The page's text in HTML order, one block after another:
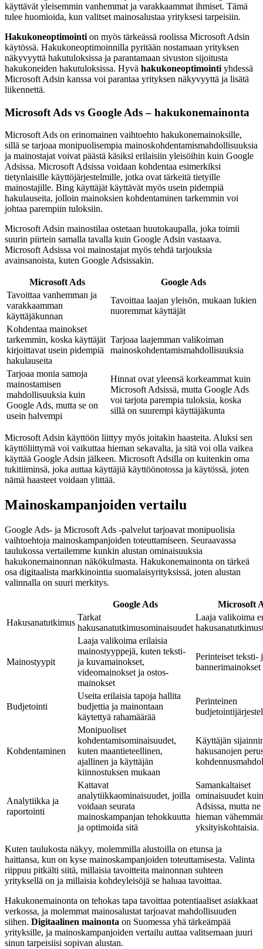
käyttävät yleisemmin vanhemmat ja varakkaammat ihmiset. Tämä
tulee huomioida, kun valitset mainosalustaa yrityksesi tarpeisiin.
Hakukoneoptimointi on myös tärkeässä roolissa Microsoft Adsin
käytössä. Hakukoneoptimoinnilla pyritään nostamaan yrityksen
näkyvyyttä hakutuloksissa ja parantamaan sivuston sijoitusta
hakukoneiden hakutuloksissa. Hyvä hakukoneoptimointi yhdessä
Microsoft Adsin kanssa voi parantaa yrityksen näkyvyyttä ja lisätä
liikennettä.
Microsoft Ads vs Google Ads – hakukonemainonta
Microsoft Ads on erinomainen vaihtoehto hakukonemainoksille,
sillä se tarjoaa monipuolisempia mainoskohdentamismahdollisuuksia
ja mainostajat voivat päästä käsiksi erilaisiin yleisöihin kuin Google
Adsissa. Microsoft Adsissa voidaan kohdentaa esimerkiksi
tietynlaisille käyttöjärjestelmille, jotka ovat tärkeitä tietyille
mainostajille. Bing käyttäjät käyttävät myös usein pidempiä
hakulauseita, jolloin mainoksien kohdentaminen tarkemmin voi
johtaa parempiin tuloksiin.
Microsoft Adsin mainostilaa ostetaan huutokaupalla, joka toimii
suurin piirtein samalla tavalla kuin Google Adsin vastaava.
Microsoft Adsissa voi mainostajat myös tehdä tarjouksia
avainsanoista, kuten Google Adsissakin.
Microsoft Ads
Google Ads
Tavoittaa vanhemman ja
varakkaamman
käyttäjäkunnan
Tavoittaa laajan yleisön, mukaan lukien
nuoremmat käyttäjät
Kohdentaa mainokset
tarkemmin, koska käyttäjät
kirjoittavat usein pidempiä
hakulauseita
Tarjoaa laajemman valikoiman
mainoskohdentamismahdollisuuksia
Tarjoaa monia samoja
mainostamisen
mahdollisuuksia kuin
Google Ads, mutta se on
usein halvempi
Hinnat ovat yleensä korkeammat kuin
Microsoft Adsissä, mutta Google Ads
voi tarjota parempia tuloksia, koska
sillä on suurempi käyttäjäkunta
Microsoft Adsin käyttöön liittyy myös joitakin haasteita. Aluksi sen
käyttöliittymä voi vaikuttaa hieman sekavalta, ja sitä voi olla vaikea
käyttää Google Adsin jälkeen. Microsoft Adsilla on kuitenkin oma
tukitiiminsä, joka auttaa käyttäjiä käyttöönotossa ja käytössä, joten
nämä haasteet voidaan ylittää.
Mainoskampanjoiden vertailu
Google Ads- ja Microsoft Ads -palvelut tarjoavat monipuolisia
vaihtoehtoja mainoskampanjoiden toteuttamiseen. Seuraavassa
taulukossa vertailemme kunkin alustan ominaisuuksia
hakukonemainonnan näkökulmasta. Hakukonemainonta on tärkeä
osa digitaalista markkinointia suomalaisyrityksissä, joten alustan
valinnalla on suuri merkitys.
Google Ads
Microsoft
Hakusanatutkimus
Tarkat
hakusanatutkimusominaisuudet
Laaja valikoima
Mainostyypit
Laaja valikoima erilaisia
mainostyyppejä, kuten teksti-
ja kuvamainokset,
videomainokset ja ostos-
mainokset
Perinteiset teksti-
bannerimainokset
Budjetointi
Useita erilaisia tapoja hallita
budjettia ja mainontaan
käytettyä rahamäärää
Perinteinen
Kohdentaminen
Monipuoliset
kohdentamisominaisuudet,
kuten maantieteellinen,
ajallinen ja käyttäjän
kiinnostuksen mukaan
Käyttäjän
hakusanojen
Analytiikka ja
raportointi
Kattavat
analytiikkaominaisuudet, joilla
voidaan seurata
mainoskampanjan tehokkuutta
ja optimoida sitä
Samankaltaiset
ominaisuudet
Adsissa, mutta ne
hieman
yksityiskohtaisia.
Kuten taulukosta näkyy, molemmilla alustoilla on etunsa ja
haittansa, kun on kyse mainoskampanjoiden toteuttamisesta. Valinta
riippuu pitkälti siitä, millaisia tavoitteita mainonnan suhteen
yrityksellä on ja millaisia kohdeyleisöjä se haluaa tavoittaa.
Hakukonemainonta on tehokas tapa tavoittaa potentiaaliset asiakkaat
verkossa, ja molemmat mainosalustat tarjoavat mahdollisuuden
siihen. Digitaalinen mainonta on Suomessa yhä tärkeämpää
yrityksille, ja mainoskampanjoiden vertailu auttaa valitsemaan juuri
sinun tarpeisiisi sopivan alustan.